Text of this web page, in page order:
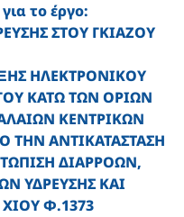
το έργο:
ΣΤΟΥ ΓΚΙΑΖΟΥ
ΗΛΕΚΤΡΟΝΙΚΟΥ
ΚΑΤΩ ΤΩΝ ΟΡΙΩΝ
ΚΕΝΤΡΙΚΩΝ
ΤΗΝ ΑΝΤΙΚΑΤΑΣΤΑΣΗ
ΔΙΑΡΡΟΩΝ,
ΥΔΡΕΥΣΗΣ ΚΑΙ
Φ.1373